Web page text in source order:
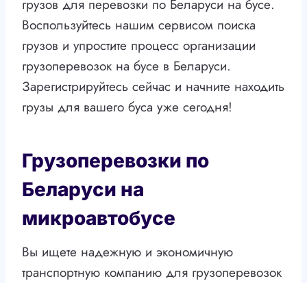
грузов для перевозки по Беларуси на бусе.
Воспользуйтесь нашим сервисом поиска
грузов и упростите процесс организации
грузоперевозок на бусе в Беларуси.
Зарегистрируйтесь сейчас и начните находить
грузы для вашего буса уже сегодня!
Грузоперевозки по
Беларуси на
микроавтобусе
Вы ищете надежную и экономичную
транспортную компанию для грузоперевозок